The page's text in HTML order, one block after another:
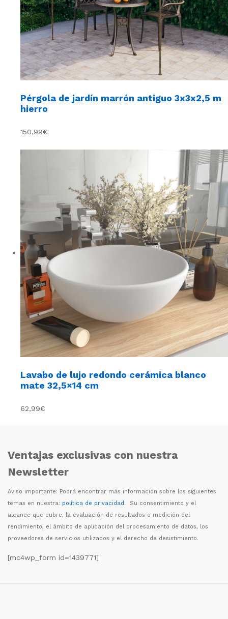
Pérgola de jardín marrón antiguo 3x3x2,5 m
hierro
150,99€
Lavabo de lujo redondo cerámica blanco
mate 32,5×14 cm
62,99€
Ventajas exclusivas con nuestra
Newsletter
Aviso importante: Podrá encontrar más información sobre los siguientes
temas en nuestra: política de privacidad. Su consentimiento y el
alcance que cubre, la evaluación de resultados o medición del
rendimiento, el ámbito de aplicación del procesamiento de datos, los
proveedores de servicios utilizados y el derecho de desistimiento.
[mc4wp_form id=1439771]